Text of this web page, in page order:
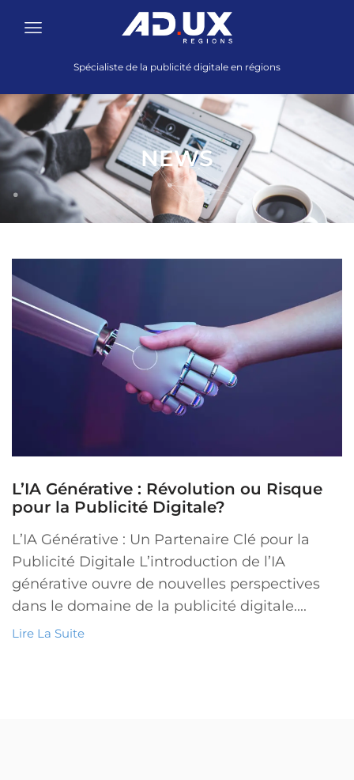
Spécialiste de la publicité digitale en régions
NEWS
L’IA Générative : Révolution ou Risque
pour la Publicité Digitale?
L’IA Générative : Un Partenaire Clé pour la
Publicité Digitale L’introduction de l’IA
générative ouvre de nouvelles perspectives
dans le domaine de la publicité digitale....
Lire La Suite